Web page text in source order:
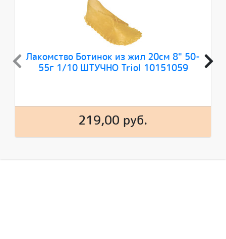
Лакомство Ботинок из жил 20см 8" 50-
55г 1/10 ШТУЧНО Triol 10151059
219,00 руб.